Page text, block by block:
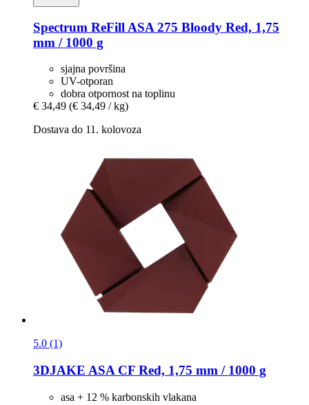
Spectrum ReFill ASA 275 Bloody Red, 1,75
mm / 1000 g
sjajna površina
UV-otporan
dobra otpornost na toplinu
€ 34,49 (€ 34,49 / kg)
Dostava do 11. kolovoza
5.0 (1)
3DJAKE ASA CF Red, 1,75 mm / 1000 g
asa + 12 % karbonskih vlakana